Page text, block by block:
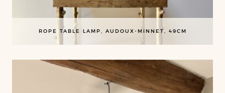
ROPE TABLE LAMP, AUDOUX-MINNET, 49CM